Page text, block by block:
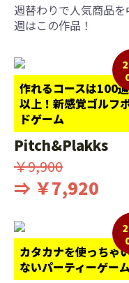
週替わりで人気商品
週はこの作品！
作れるコースは100
以上！新感覚ゴルフ
ドゲーム
Pitch&Plakks
￥9,900
⇒ ￥7,920
カタカナを使っちゃ
ないパーティーゲー